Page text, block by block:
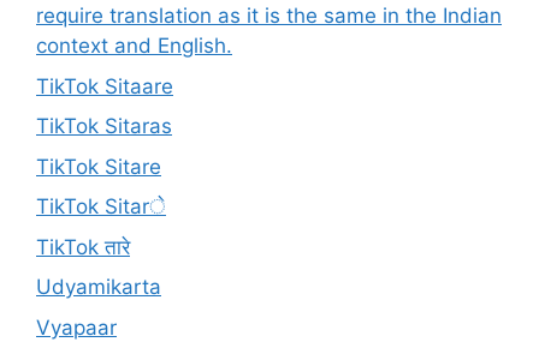
require translation as it is the same in the Indian
context and English.
TikTok Sitaare
TikTok Sitaras
TikTok Sitare
TikTok Sitarे
TikTok तारे
Udyamikarta
Vyapaar